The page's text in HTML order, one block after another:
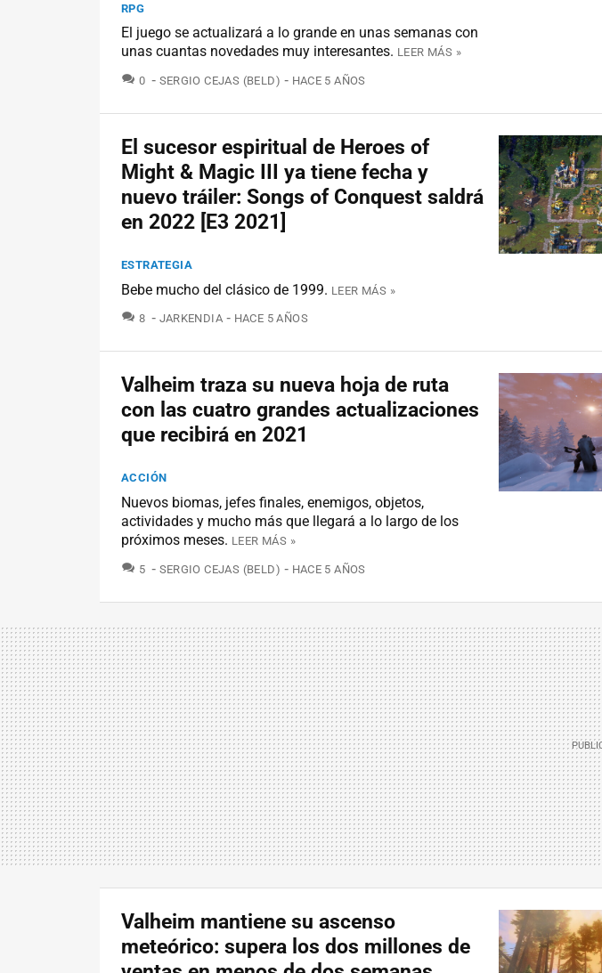
RPG
El juego se actualizará a lo grande en unas semanas con
unas cuantas novedades muy interesantes. LEER MÁS »
0 COMENTARIOS
SERGIO CEJAS (BELD) HACE 5 AÑOS
El sucesor espiritual de Heroes of
Might & Magic III ya tiene fecha y
nuevo tráiler: Songs of Conquest saldrá
en 2022 [E3 2021]
ESTRATEGIA
Bebe mucho del clásico de 1999. LEER MÁS »
8 COMENTARIOS
JARKENDIA HACE 5 AÑOS
Valheim traza su nueva hoja de ruta
con las cuatro grandes actualizaciones
que recibirá en 2021
ACCIÓN
Nuevos biomas, jefes finales, enemigos, objetos,
actividades y mucho más que llegará a lo largo de los
próximos meses. LEER MÁS »
5 COMENTARIOS
SERGIO CEJAS (BELD) HACE 5 AÑOS
Valheim mantiene su ascenso
meteórico: supera los dos millones de